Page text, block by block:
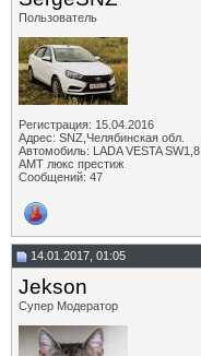
Пользователь
Регистрация: 15.04.2016
Адрес: SNZ,Челябинская обл.
Автомобиль: LADA VESTA SW1,8
AMT люкс престиж
Сообщений: 47
14.01.2017, 01:05
Jekson
Супер Модератор